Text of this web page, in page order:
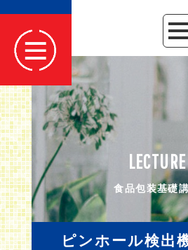
LECTURE
食品包装基礎
ピンホール検出